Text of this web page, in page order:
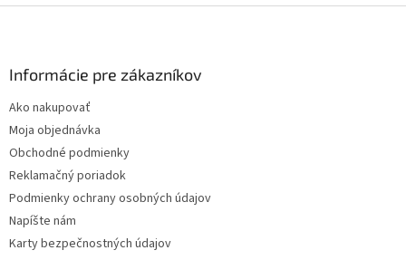
Informácie pre zákazníkov
Ako nakupovať
Moja objednávka
Obchodné podmienky
Reklamačný poriadok
Podmienky ochrany osobných údajov
Napíšte nám
Karty bezpečnostných údajov